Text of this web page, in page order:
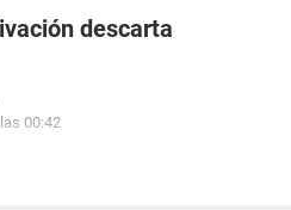
descarta
00:42